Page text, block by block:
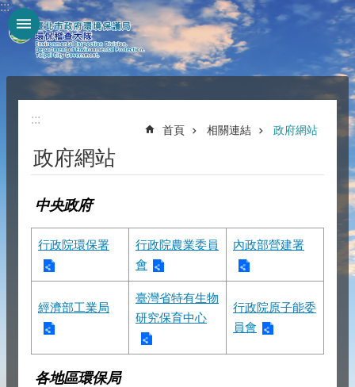
跳到主要內容區塊
:::
:::
首頁 相關連結 政府網站
政府網站
中央政府
行政院環保署
行政院農業委員
會
內政部營建署
經濟部工業局
臺灣省特有生物
研究保育中心
行政院原子能委
員會
各地區環保局